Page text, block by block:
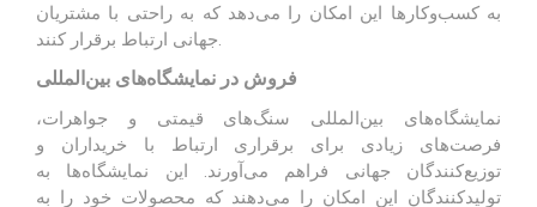
به کسب‌وکارها این امکان را می‌دهد که به راحتی با مشتریان
فروش در نمایشگاه‌های بین‌المللی
نمایشگاه‌های بین‌المللی سنگ‌های قیمتی و جواهرات،
فرصت‌های زیادی برای برقراری ارتباط با خریداران و
توزیع‌کنندگان جهانی فراهم می‌آورند. این نمایشگاه‌ها به
تولیدکنندگان این امکان را می‌دهند که محصولات خود را به